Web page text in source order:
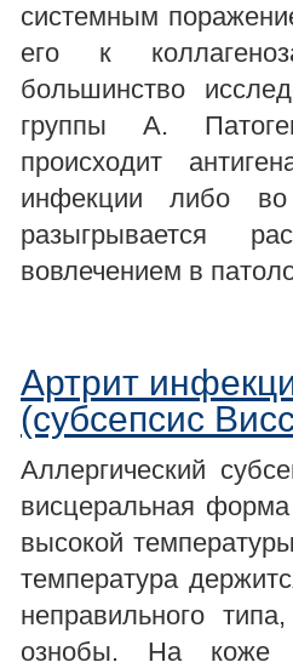
системным
его к
большинство
группы А.
происходит
инфекции либо во
разыгрывается
вовлечением в
Артрит
(субсепсис
Аллергический
висцеральная форма
высокой
температура
неправильного
ознобы. На коже